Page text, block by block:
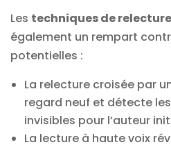
Les techniques de
également un rempart
potentielles :
La relecture croisée par
regard neuf et détecte
invisibles pour l’auteur
La lecture à haute voix